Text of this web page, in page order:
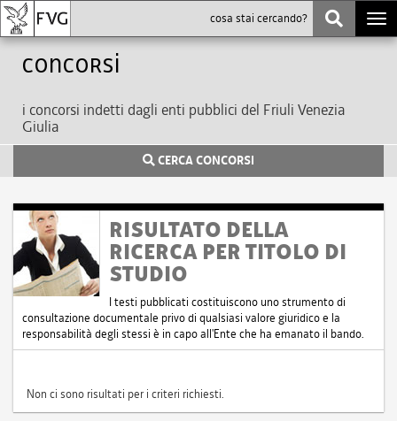
Concorsi
i concorsi indetti dagli enti pubblici del Friuli Venezia
Giulia
CERCA CONCORSI
RISULTATO DELLA
RICERCA PER TITOLO DI
STUDIO
I testi pubblicati costituiscono uno strumento di
consultazione documentale privo di qualsiasi valore giuridico e la
responsabilità degli stessi è in capo all'Ente che ha emanato il bando.
Non ci sono risultati per i criteri richiesti.